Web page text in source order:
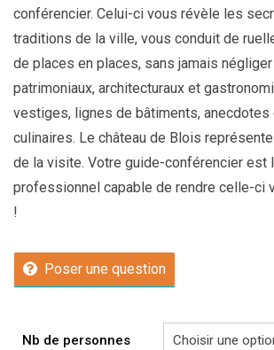
conférencier. Celui-ci vous révèle les
traditions de la ville, vous conduit de
de places en places, sans jamais
patrimoniaux, architecturaux et
vestiges, lignes de bâtiments,
culinaires. Le château de Blois représente
de la visite. Votre guide-conférencier est
professionnel capable de rendre celle-ci
!
Poser une question
Nb de personnes